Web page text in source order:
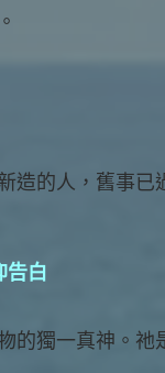
造的人，舊事已
告白
的獨一真神。祂